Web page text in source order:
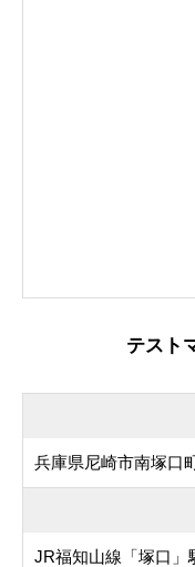
テスト
兵庫県尼崎市南塚口
JR福知山線「塚口」